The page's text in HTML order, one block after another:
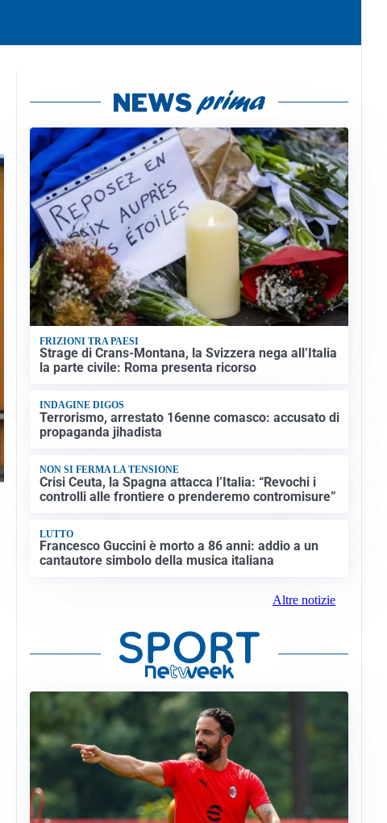
FRIZIONI TRA PAESI
Strage di Crans-Montana, la Svizzera nega all’Italia
la parte civile: Roma presenta ricorso
INDAGINE DIGOS
Terrorismo, arrestato 16enne comasco: accusato di
propaganda jihadista
NON SI FERMA LA TENSIONE
Crisi Ceuta, la Spagna attacca l’Italia: “Revochi i
controlli alle frontiere o prenderemo contromisure”
LUTTO
Francesco Guccini è morto a 86 anni: addio a un
cantautore simbolo della musica italiana
Altre notizie